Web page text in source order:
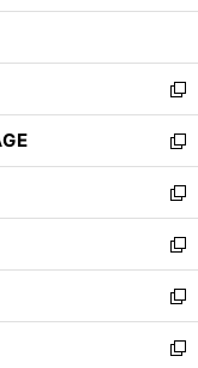
開
ン
ウ
で
開
く
ウ
ン
ド
ウ
で
開
く
新
し
い
ウ
ィ
ン
ド
ウ
で
開
く
新
し
い
ウ
ィ
ン
ド
ウ
で
新
し
い
ウ
ィ
ン
ド
新
し
い
ウ
ィ
新
し
い
新